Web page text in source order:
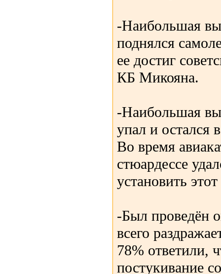
-Наибольшая
поднялся
ее достиг
КБ Микояна.
-Наибольшая
упал и
Во время
стюардессе
установить
-Был проведён
всего
78% ответили,
постукивание